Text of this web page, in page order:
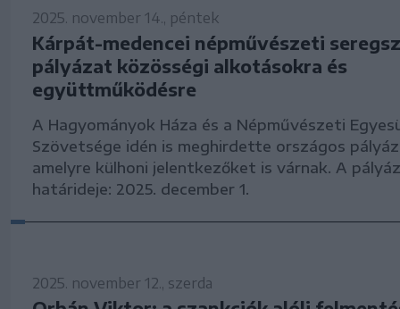
2025. november 14., péntek
Kárpát-medencei népművészeti
pályázat közösségi alkotásokra és
együttműködésre
A Hagyományok Háza és a Népművészeti
Szövetsége idén is meghirdette országos
amelyre külhoni jelentkezőket is várnak. A
határideje: 2025. december 1.
2025. november 12., szerda